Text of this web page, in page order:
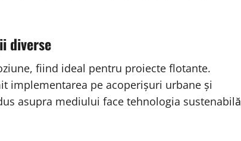
diverse
fiind ideal pentru proiecte flotante.
implementarea pe acoperișuri urbane și
asupra mediului face tehnologia sustenabilă